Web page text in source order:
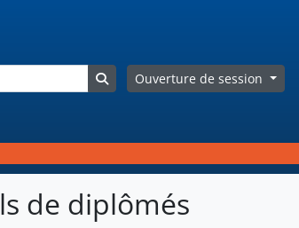
Search in browse page
Ouverture de session
de diplômés